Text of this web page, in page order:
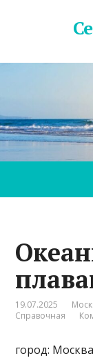
19.07.2025
Справочная
город: Москва